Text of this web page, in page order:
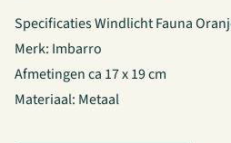
Specificaties Windlicht Fauna
Merk: Imbarro
Afmetingen ca 17 x 19 cm
Materiaal: Metaal